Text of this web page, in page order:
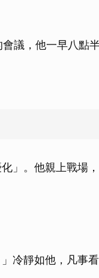
議，他一早八點
」。他親上戰場，
冷靜如他，凡事看